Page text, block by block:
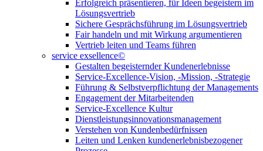
Erfolgreich präsentieren, für Ideen begeistern im
Lösungsvertrieb
Sichere Gesprächsführung im Lösungsvertrieb
Fair handeln und mit Wirkung argumentieren
Vertrieb leiten und Teams führen
service exsellence©
Gestalten begeisternder Kundenerlebnisse
Service-Excellence-Vision, -Mission, -Strategie
Führung & Selbstverpflichtung der Managements
Engagement der Mitarbeitenden
Service-Excellence Kultur
Dienstleistungsinnovationsmanagement
Verstehen von Kundenbedürfnissen
Leiten und Lenken kundenerlebnisbezogener